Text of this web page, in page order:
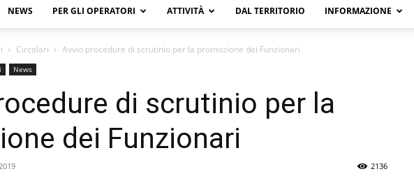
NEWS PER GLI OPERATORI ATTIVITÀ DAL TERRITORIO INFORMAZIONE
Circolari Avvio procedure di scrutinio per la promozione dei Funzionari
News
di scrutinio per la
dei Funzionari
2136